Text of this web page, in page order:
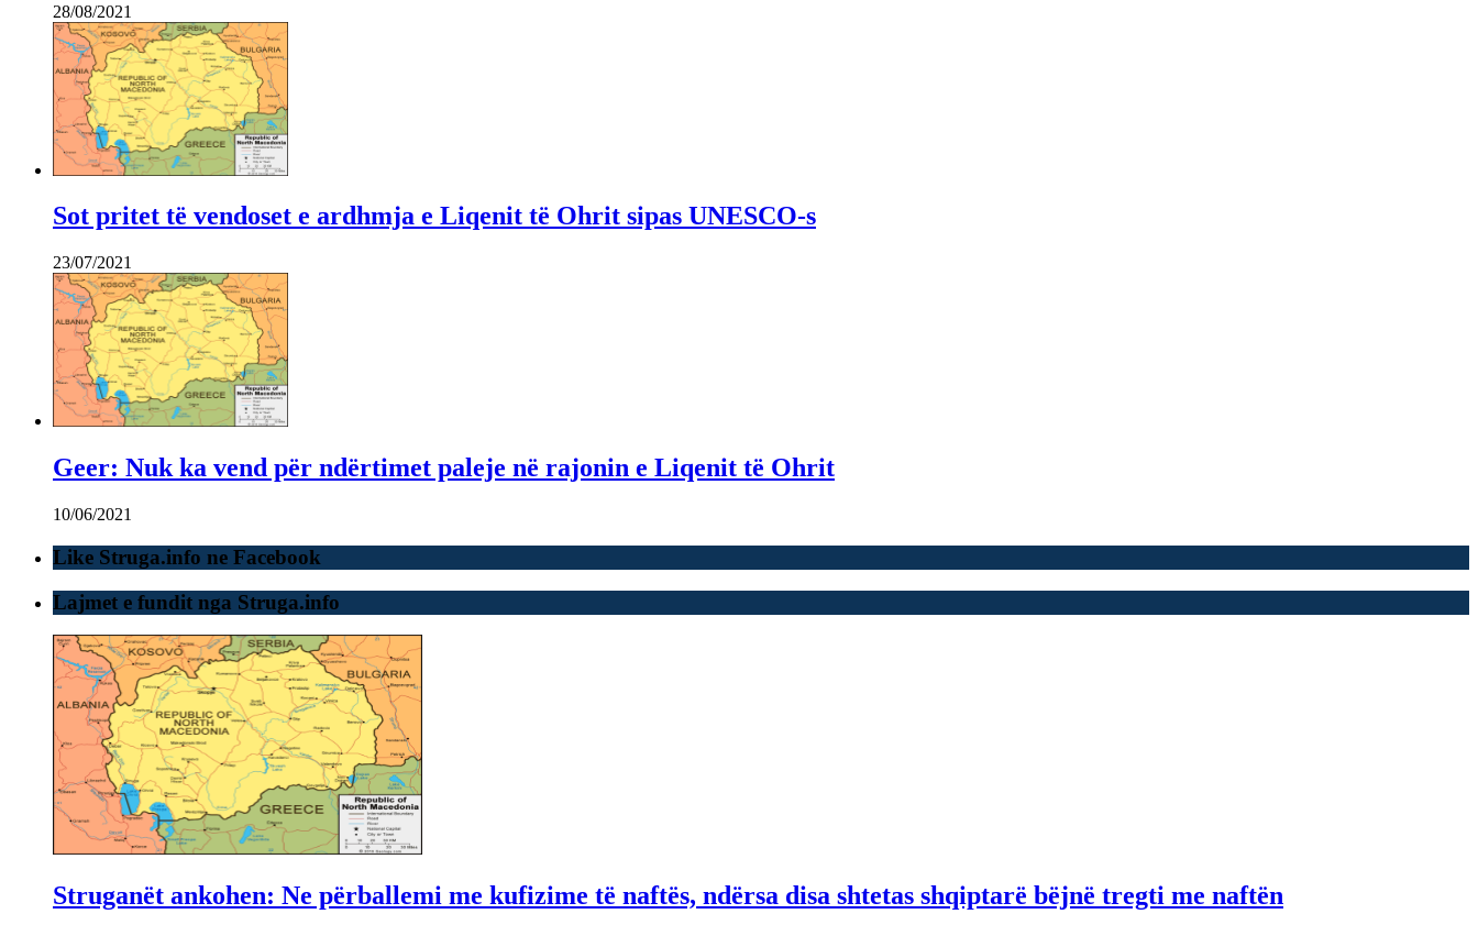
28/08/2021
Sot pritet të vendoset e ardhmja e Liqenit të Ohrit sipas UNESCO-s
23/07/2021
Geer: Nuk ka vend për ndërtimet paleje në rajonin e Liqenit të Ohrit
10/06/2021
Like Struga.info ne Facebook
Lajmet e fundit nga Struga.info
Struganët ankohen: Ne përballemi me kufizime të naftës, ndërsa disa shtetas shqiptarë bëjnë tregti me naftën